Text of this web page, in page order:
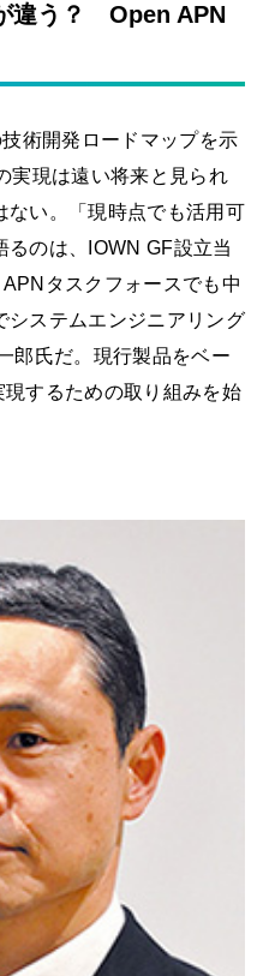
違う？ Open APN
術開発ロードマップを示
実現は遠い将来と見られ
ない。「現時点でも活用可
のは、IOWN GF設立当
タスクフォースでも中
システムエンジニアリング
郎氏だ。現行製品をベー
するための取り組みを始